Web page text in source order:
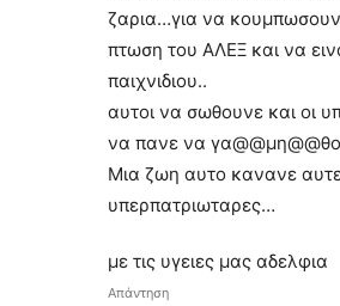
ζαρια…για να
πτωση του ΑΛΕΞ και να
παιχνιδιου..
αυτοι να σωθουνε και οι
να πανε να
Μια ζωη αυτο κανανε
υπερπατριωταρες…
με τις υγειες μας αδελφια
Απάντηση